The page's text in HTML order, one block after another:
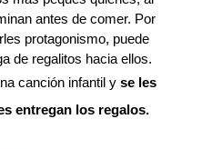
antes de comer. Por
protagonismo, puede
de regalitos hacia ellos.
canción infantil y se les
entregan los regalos.